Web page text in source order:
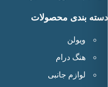
دسته بندی محصولات
ویولن
هنگ درام
لوازم جانبی